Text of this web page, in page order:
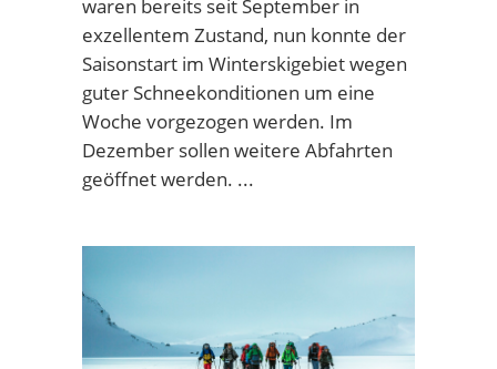
waren bereits seit September in
exzellentem Zustand, nun konnte der
Saisonstart im Winterskigebiet wegen
guter Schneekonditionen um eine
Woche vorgezogen werden. Im
Dezember sollen weitere Abfahrten
geöffnet werden.